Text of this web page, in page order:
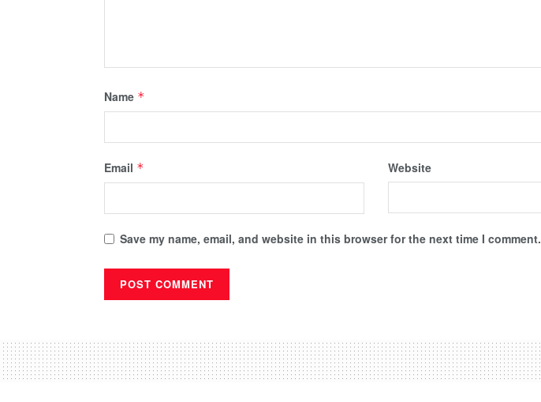
Name *
Email * Website
Save my name, email, and website in this browser for the next time I comment.